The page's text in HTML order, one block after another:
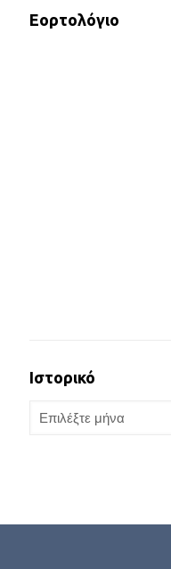
Εορτολόγιο
Ιστορικό